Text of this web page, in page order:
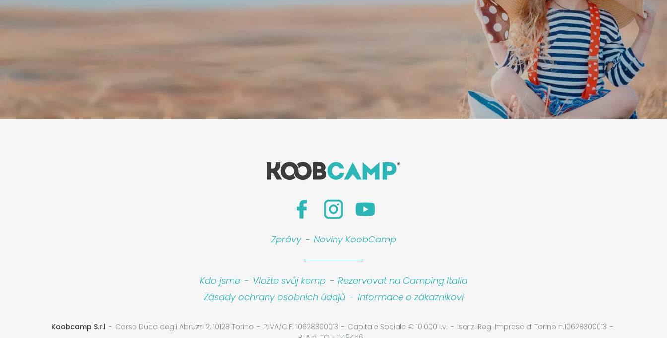
Zprávy - Noviny KoobCamp
Kdo jsme - Vložte svůj kemp - Rezervovat na Camping Italia
Zásady ochrany osobních údajů - Informace o zákazníkovi
Koobcamp S.r.l Corso Duca degli Abruzzi 2, 10128 Torino P.IVA/C.F. 10628300013 Capitale Sociale € 10.000 i.v.
Iscriz. Reg. Imprese di Torino n.10628300013